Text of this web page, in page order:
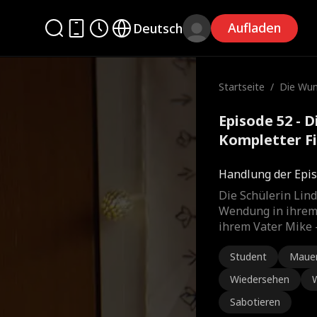
Deutsch Aufladen
Startseite / Die
Episode 52 -
Kompletter
Handlung der
Die Schülerin
Wendung in
ihrem Vater Mike
Student
Wiedersehen
Sabotieren